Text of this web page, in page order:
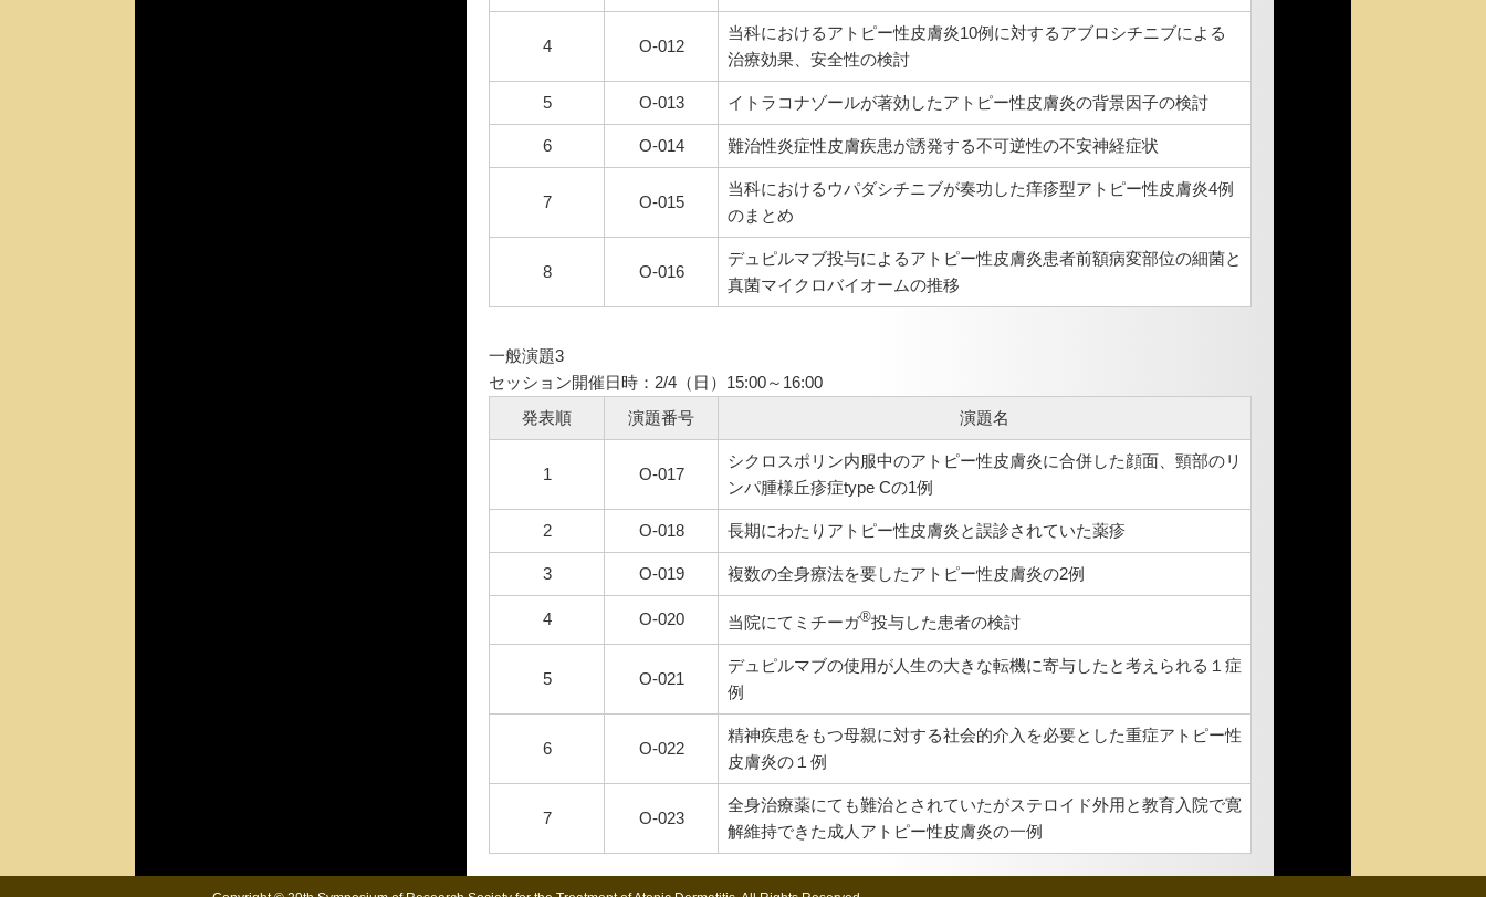
4 O-012
当科におけるアトピー性皮膚炎10例に対するアブロシチニブによる
治療効果、安全性の検討
5 O-013 イトラコナゾールが著効したアトピー性皮膚炎の背景因子の検討
6 O-014 難治性炎症性皮膚疾患が誘発する不可逆性の不安神経症状
7 O-015
当科におけるウパダシチニブが奏功した痒疹型アトピー性皮膚炎4例
のまとめ
8 O-016
デュピルマブ投与によるアトピー性皮膚炎患者前額病変部位の細菌と
真菌マイクロバイオームの推移
一般演題3
セッション開催日時：2/4（日）15:00～16:00
発表順
演題番号 演題名
1 O-017
シクロスポリン内服中のアトピー性皮膚炎に合併した顔面、頸部のリ
ンパ腫様丘疹症type Cの1例
2 O-018 長期にわたりアトピー性皮膚炎と誤診されていた薬疹
3 O-019 複数の全身療法を要したアトピー性皮膚炎の2例
4 O-020 当院にてミチーガ®投与した患者の検討
5 O-021
デュピルマブの使用が人生の大きな転機に寄与したと考えられる１症
例
6 O-022
精神疾患をもつ母親に対する社会的介入を必要とした重症アトピー性
皮膚炎の１例
7 O-023
全身治療薬にても難治とされていたがステロイド外用と教育入院で寛
解維持できた成人アトピー性皮膚炎の一例